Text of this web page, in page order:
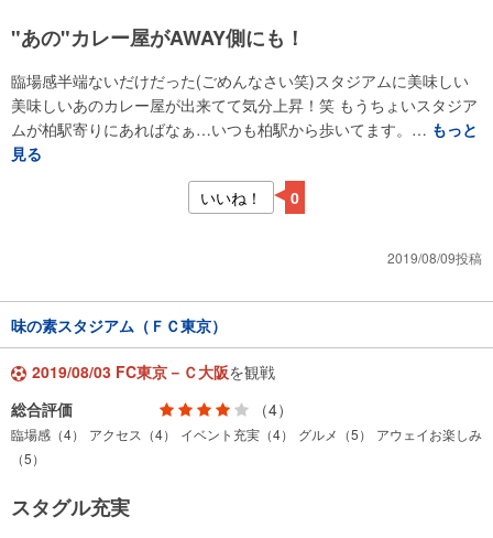
"あの"カレー屋がAWAY側にも！
臨場感半端ないだけだった(ごめんなさい笑)スタジアムに美味しい
美味しいあのカレー屋が出来てて気分上昇！笑 もうちょいスタジア
ムが柏駅寄りにあればなぁ…いつも柏駅から歩いてます。… もっと
見る
いいね！
0
2019/08/09投稿
味の素スタジアム（ＦＣ東京）
2019/08/03 FC東京－Ｃ大阪を観戦
総合評価
（4）
臨場感（4） アクセス（4） イベント充実（4） グルメ（5）
アウェイお楽しみ
（5）
スタグル充実